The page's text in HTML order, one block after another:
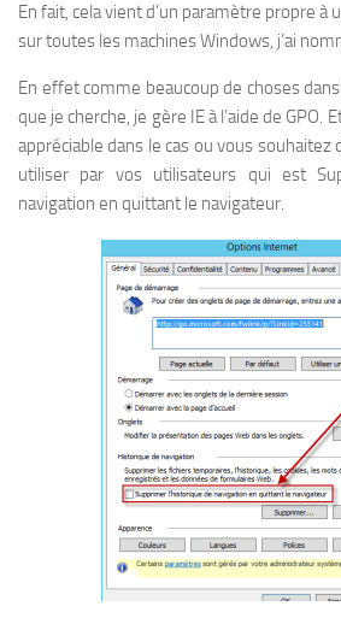
En fait, cela vient d’un paramètre propre à
sur toutes les machines Windows, j’ai
En effet comme beaucoup de choses
que je cherche, je gère IE à l’aide de
appréciable dans le cas ou vous souhaitez
utiliser par vos utilisateurs qui est S
navigation en quittant le navigateur.